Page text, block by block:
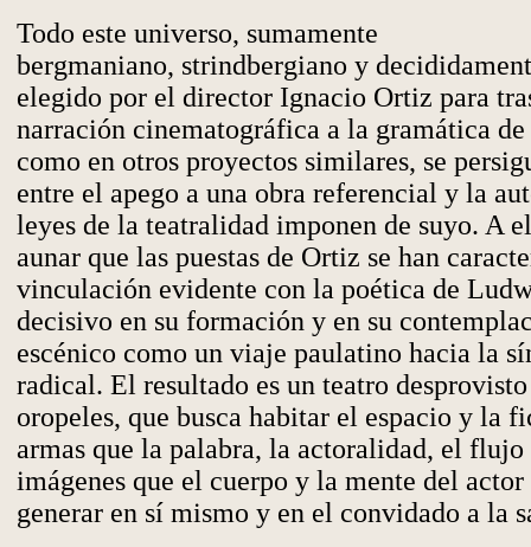
Todo este universo, sumamente
bergmaniano, strindbergiano y
elegido por el director Ignacio Ortiz para
narración cinematográfica a la gramática
como en otros proyectos similares, se
entre el apego a una obra referencial y la
leyes de la teatralidad imponen de suyo. A
aunar que las puestas de Ortiz se han
vinculación evidente con la poética de
decisivo en su formación y en su
escénico como un viaje paulatino hacia la
radical. El resultado es un teatro
oropeles, que busca habitar el espacio y la
armas que la palabra, la actoralidad, el flujo
imágenes que el cuerpo y la mente del actor
generar en sí mismo y en el convidado a la